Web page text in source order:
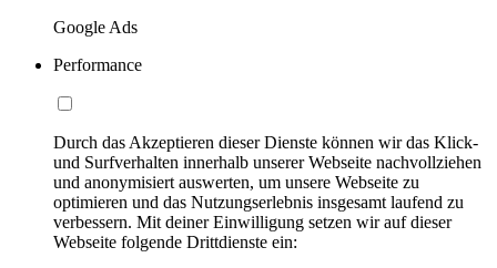
Google Ads
Performance
Durch das Akzeptieren dieser Dienste können wir das Klick-
und Surfverhalten innerhalb unserer Webseite nachvollziehen
und anonymisiert auswerten, um unsere Webseite zu
optimieren und das Nutzungserlebnis insgesamt laufend zu
verbessern. Mit deiner Einwilligung setzen wir auf dieser
Webseite folgende Drittdienste ein: